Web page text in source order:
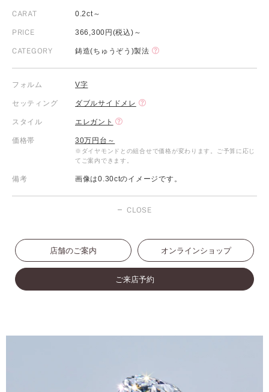
CARAT 0.2ct～
PRICE 366,300円(税込)～
CATEGORY 鋳造(ちゅうぞう)製法
フォルム V字
セッティング ダブルサイドメレ
スタイル エレガント
価格帯 30万円台～
※ダイヤモンドとの組合せで価格が変わります。ご予算に応じ
てご案内できます。
備考 画像は0.30ctのイメージです。
CLOSE
店舗のご案内 オンラインショップ
ご来店予約